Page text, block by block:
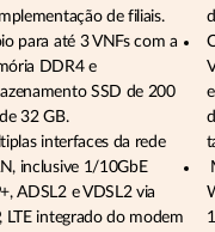
de filiais.
para até 3 VNFs com a
DDR4 e
SSD de 200
32 GB.
interfaces da rede
inclusive 1/10GbE
ADSL2 e VDSL2 via
LTE integrado do modem